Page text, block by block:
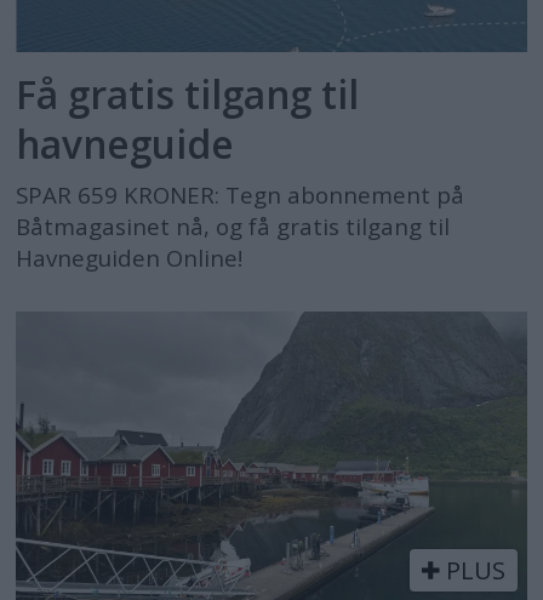
Få gratis tilgang til
havneguide
SPAR 659 KRONER: Tegn abonnement på
Båtmagasinet nå, og få gratis tilgang til
Havneguiden Online!
PLUS